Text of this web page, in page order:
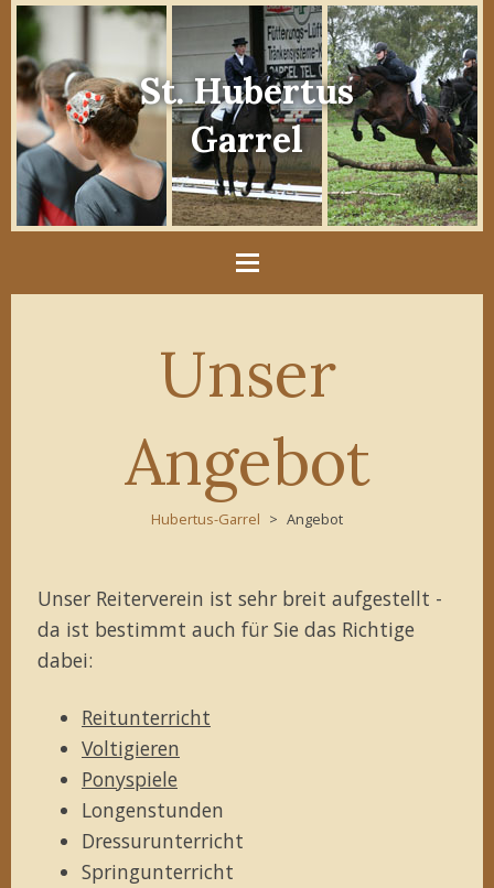
St. Hubertus
Garrel
Unser
Angebot
Hubertus-Garrel Angebot
Unser Reiterverein ist sehr breit aufgestellt -
da ist bestimmt auch für Sie das Richtige
dabei:
Reitunterricht
Voltigieren
Ponyspiele
Longenstunden
Dressurunterricht
Springunterricht